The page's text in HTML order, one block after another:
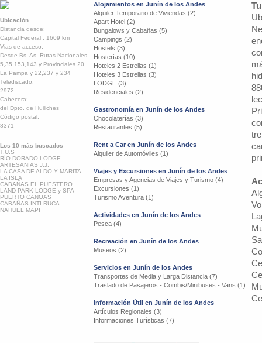
Ubicación
Distancia desde:
Capital Federal : 1609 km
Vias de acceso:
Desde Bs. As. Rutas Nacionales
5,35,153,143 y Provinciales 20
La Pampa y 22,237 y 234
Telediscado:
2972
Cabecera:
del Dpto. de Huiliches
Código postal:
8371
Los 10 más buscados
T.U.S
RÍO DORADO LODGE
ARTESANIAS J.J.
LA CASA DE ALDO Y MARITA
LA ISLA
CABAÑAS EL PUESTERO
LAND PARK LODGE y SPA
PUERTO CANOAS
CABAÑAS INTI RUCA
NAHUEL MAPI
Alojamientos en Junín de los Andes
Alquiler Temporario de Viviendas (2)
Apart Hotel (2)
Bungalows y Cabañas (5)
Campings (2)
Hostels (3)
Hosterías (10)
Hoteles 2 Estrellas (1)
Hoteles 3 Estrellas (3)
LODGE (3)
Residenciales (2)
Gastronomía en Junín de los Andes
Chocolaterías (3)
Restaurantes (5)
Rent a Car en Junín de los Andes
Alquiler de Automóviles (1)
Viajes y Excursiones en Junín de los Andes
Empresas y Agencias de Viajes y Turismo (4)
Excursiones (1)
Turismo Aventura (1)
Actividades en Junín de los Andes
Pesca (4)
Recreación en Junín de los Andes
Museos (2)
Servicios en Junín de los Andes
Transportes de Media y Larga Distancia (7)
Traslado de Pasajeros - Combis/Minibuses - Vans (1)
Información Útil en Junín de los Andes
Artículos Regionales (3)
Informaciones Turísticas (7)